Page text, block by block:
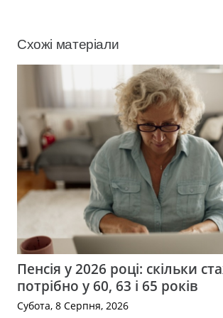
Схожі матеріали
Пенсія у 2026 році: скільки
потрібно у 60, 63 і 65 років
Субота, 8 Серпня, 2026